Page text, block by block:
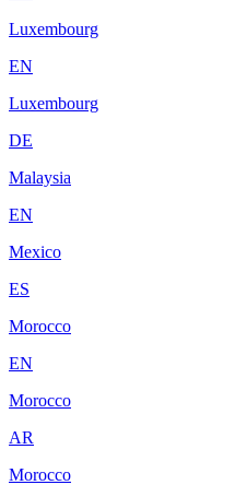
Luxembourg
EN
Luxembourg
DE
Malaysia
EN
Mexico
ES
Morocco
EN
Morocco
AR
Morocco